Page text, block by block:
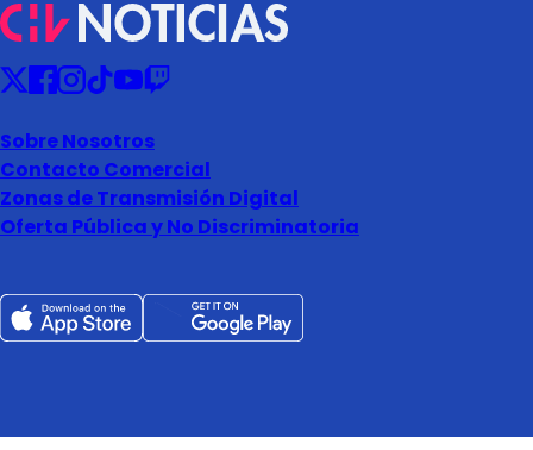
Sobre Nosotros
Contacto Comercial
Zonas de Transmisión Digital
Oferta Pública y No Discriminatoria